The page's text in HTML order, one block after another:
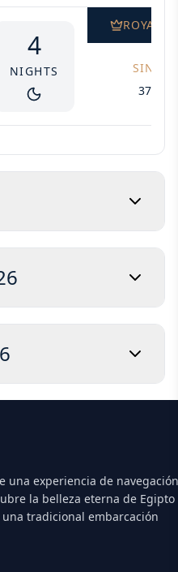
4
NIGHTS
ROYAL
SINGLE
3740$
una experiencia de navegación
la belleza eterna de Egipto
tradicional embarcación